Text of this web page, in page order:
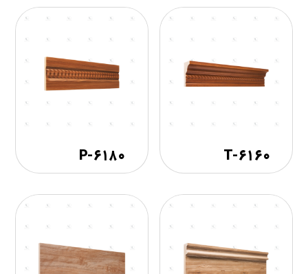
۶۱۶۰-T ۶۱۸۰-P